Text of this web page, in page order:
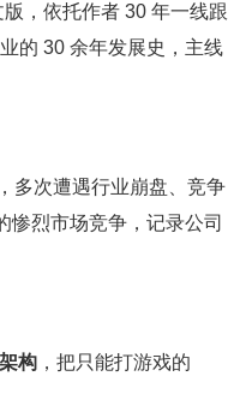
，依托作者 30 年一线跟
的 30 余年发展史，主线
多次遭遇行业崩盘、竞争
惨烈市场竞争，记录公司
构 ，把只能打游戏的